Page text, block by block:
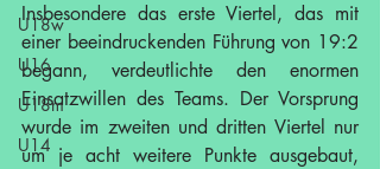
U18w
U16
U18m
U14
Insbesondere das erste Viertel, das mit
einer beeindruckenden Führung von 19:2
begann, verdeutlichte den enormen
Einsatzwillen des Teams. Der Vorsprung
wurde im zweiten und dritten Viertel nur
um je acht weitere Punkte ausgebaut,